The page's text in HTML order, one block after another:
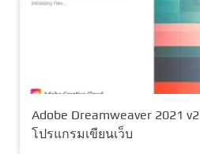
Adobe Dreamweaver 2021
โปรแกรมเขียนเว็บ